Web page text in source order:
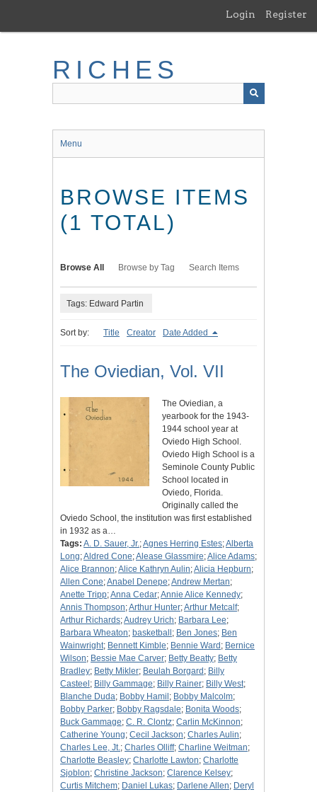
main
Login Register
RICHES
Menu
BROWSE ITEMS
(1 TOTAL)
Browse All Browse by Tag Search Items
Tags: Edward Partin
Sort by: Title Creator Date Added
The Oviedian, Vol. VII
The Oviedian, a
yearbook for the 1943-
1944 school year at
Oviedo High School.
Oviedo High School is a
Seminole County Public
School located in
Oviedo, Florida.
Originally called the
Oviedo School, the institution was first established
in 1932 as a…
Tags: A. D. Sauer, Jr.;Agnes Herring Estes;Alberta
Long;Aldred Cone;Alease Glassmire;Alice Adams;
Alice Brannon;Alice Kathryn Aulin;Alicia Hepburn;
Allen Cone;Anabel Denepe;Andrew Mertan;
Anette Tripp;Anna Cedar;Annie Alice Kennedy;
Annis Thompson;Arthur Hunter;Arthur Metcalf;
Arthur Richards;Audrey Urich; Barbara Lee;
Barbara Wheaton; basketball ; Ben Jones; Ben
Wainwright; Bennett Kimble; Bennie Ward ; Bernice
Wilson; Bessie Mae Carver; Betty Beatty; Betty
Bradley; Betty Mikler; Beulah Borgard ; Billy
Casteel ; Billy Gammage; Billy Rainer; Billy West;
Blanche Duda; Bobby Hamil ; Bobby Malcolm;
Bobby Parker; Bobby Ragsdale; Bonita Woods;
Buck Gammage; C. R. Clontz; Carlin McKinnon;
Catherine Young; Cecil Jackson; Charles Aulin;
Charles Lee, Jt.; Charles Olliff; Charline Weitman;
Charlotte Beasley; Charlotte Lawton; Charlotte
Sjoblon; Christine Jackson; Clarence Kelsey;
Curtis Mitchem; Daniel Lukas; Darlene Allen; Deryl